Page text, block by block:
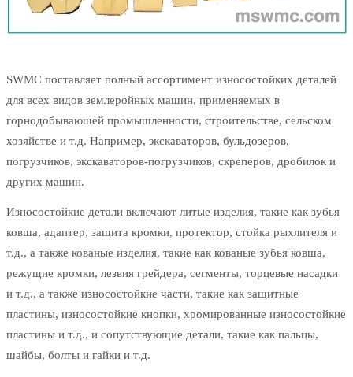
SWMC поставляет полный ассортимент износостойких деталей
для всех видов землеройных машин, применяемых в
горнодобывающей промышленности, строительстве, сельском
хозяйстве и т.д. Например, экскаваторов, бульдозеров,
погрузчиков, экскаваторов-погрузчиков, скреперов, дробилок и
других машин.
Износостойкие детали включают литые изделия, такие как зубья
ковша, адаптер, защита кромки, протектор, стойка рыхлителя и
т.д., а также кованые изделия, такие как кованые зубья ковша,
режущие кромки, лезвия грейдера, сегменты, торцевые насадки
и т.д., а также износостойкие части, такие как защитные
пластины, износостойкие кнопки, хромированные износостойкие
пластины и т.д., и сопутствующие детали, такие как пальцы,
шайбы, болты и гайки и т.д.